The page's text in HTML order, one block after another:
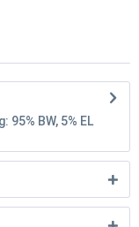
BW, 5% EL